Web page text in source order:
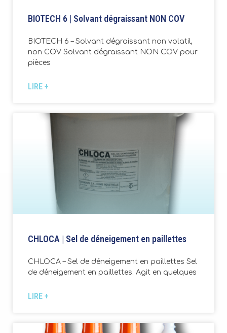
BIOTECH 6 | Solvant dégraissant NON COV
BIOTECH 6 – Solvant dégraissant non volatil,
non COV Solvant dégraissant NON COV pour
pièces
LIRE +
CHLOCA | Sel de déneigement en paillettes
CHLOCA – Sel de déneigement en paillettes Sel
de déneigement en paillettes. Agit en quelques
LIRE +